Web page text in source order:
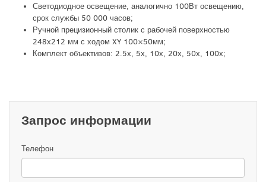
Светодиодное освещение, аналогично 100Вт освещению,
срок службы 50 000 часов;
Ручной прецизионный столик с рабочей поверхностью
248х212 мм с ходом XY 100×50мм;
Комплект объективов: 2.5х, 5х, 10х, 20х, 50х, 100х;
Запрос информации
Телефон